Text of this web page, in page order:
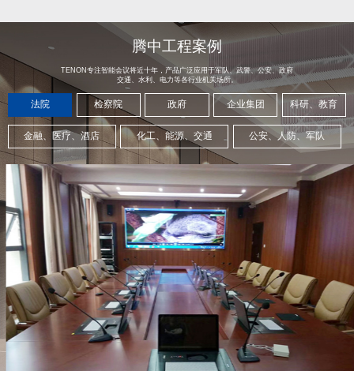
腾中工程案例
TENON专注智能会议将近十年，产品广泛应用于军队、武警、公安、政府
交通、水利、电力等各行业机关场所。
法院 检察院 政府 企业集团 科研、教育
金融、医疗、酒店 化工、能源、交通 公安、人防、军队